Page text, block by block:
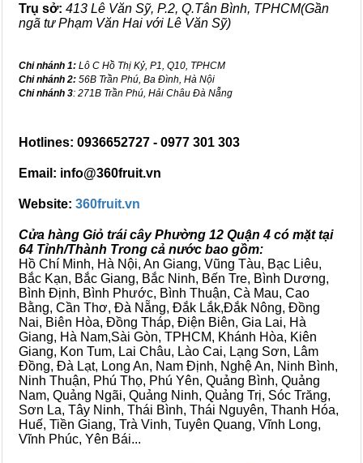
Trụ sở: 413 Lê Văn Sỹ, P.2, Q.Tân Bình, TPHCM(Gần
ngã tư Phạm Văn Hai với Lê Văn Sỹ)
Chi nhánh 1: Lô C Hồ Thị Kỷ, P1, Q10, TPHCM
Chi nhánh 2: 56B Trần Phú, Ba Đình, Hà Nội
Chi nhánh 3: 271B Trần Phú, Hải Châu Đà Nẵng
Hotlines: 0936652727 - 0977 301 303
Email: info@360fruit.vn
Website: 360fruit.vn
Cửa hàng Giỏ trái cây Phường 12 Quận 4 có mặt tại
64 Tỉnh/Thành Trong cả nước bao gồm:
Hồ Chí Minh, Hà Nội, An Giang, Vũng Tàu, Bạc Liêu,
Bắc Kạn, Bắc Giang, Bắc Ninh, Bến Tre, Bình Dương,
Bình Định, Bình Phước, Bình Thuận, Cà Mau, Cao
Bằng, Cần Thơ, Đà Nẵng, Đắk Lắk,Đắk Nông, Đồng
Nai, Biên Hòa, Đồng Tháp, Điện Biên, Gia Lai, Hà
Giang, Hà Nam,Sài Gòn, TPHCM, Khánh Hòa, Kiên
Giang, Kon Tum, Lai Châu, Lào Cai, Lạng Sơn, Lâm
Đồng, Đà Lạt, Long An, Nam Định, Nghệ An, Ninh Bình,
Ninh Thuận, Phú Thọ, Phú Yên, Quảng Bình, Quảng
Nam, Quảng Ngãi, Quảng Ninh, Quảng Trị, Sóc Trăng,
Sơn La, Tây Ninh, Thái Bình, Thái Nguyên, Thanh Hóa,
Huế, Tiền Giang, Trà Vinh, Tuyên Quang, Vĩnh Long,
Vĩnh Phúc, Yên Bái...